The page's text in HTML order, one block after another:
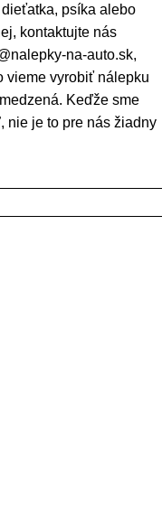
psíka alebo
kontaktujte nás
na-auto.sk,
vieme vyrobiť nálepku
Keďže sme
nie je to pre nás žiadny